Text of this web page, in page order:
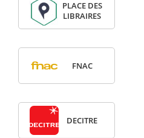
PLACE DES
LIBRAIRES
FNAC
DECITRE